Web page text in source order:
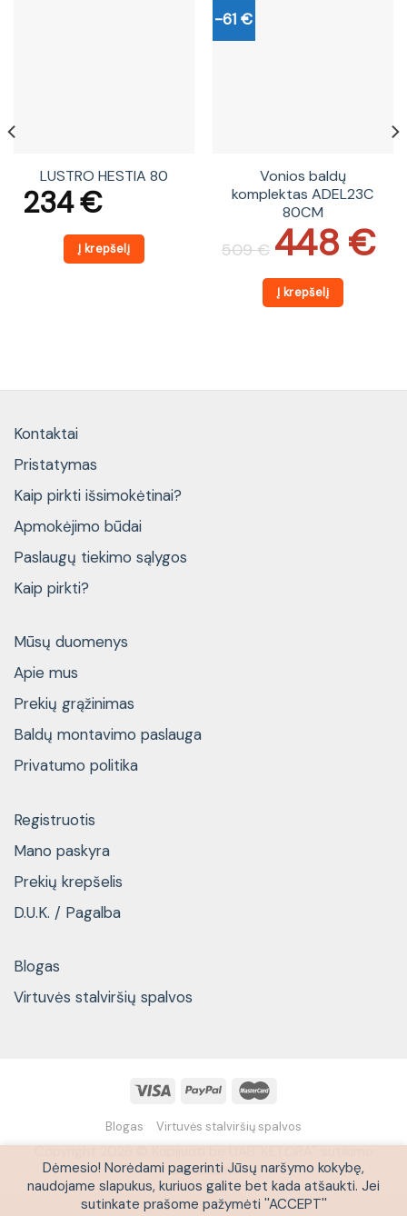
LUSTRO HESTIA 80
234€
Į krepšelį
-61 €
Vonios baldų
komplektas ADEL23C
80CM
509€
price
was:
509 €.
448 €
price
is:
448 €.
Į krepšelį
Kontaktai
Pristatymas
Kaip pirkti išsimokėtinai?
Apmokėjimo būdai
Paslaugų tiekimo sąlygos
Kaip pirkti?
Mūsų duomenys
Apie mus
Prekių grąžinimas
Baldų montavimo paslauga
Privatumo politika
Registruotis
Mano paskyra
Prekių krepšelis
D.U.K. / Pagalba
Blogas
Virtuvės stalviršių spalvos
Blogas Virtuvės stalviršių spalvos
draudžiama
Dėmesio! Norėdami pagerinti Jūsų naršymo kokybę,
naudojame slapukus, kuriuos galite bet kada atšaukti. Jei
sutinkate prašome pažymėti ''ACCEPT''